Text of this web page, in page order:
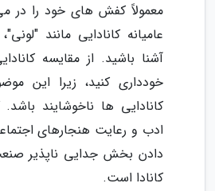
معمولاً کفش های خود را در
عامیانه کانادایی مانند
آشنا باشید. از مقایسه
خودداری کنید، زیرا این
کانادایی ها ناخوشایند
ادب و رعایت هنجارهای
دادن بخش جدایی ناپذیر
کانادا است.